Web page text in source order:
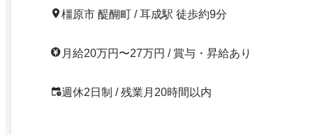
橿原市 醍醐町 / 耳成駅 徒歩約9分
月給20万円〜27万円 / 賞与・昇給あり
週休2日制 / 残業月20時間以内